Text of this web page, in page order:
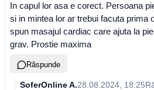
In capul lor asa e corect. Persoana
si in mintea lor ar trebui facuta prima
spun masajul cardiac care ajuta la
grav. Prostie maxima
Răspunde
SoferOnline A.28.08.2024, 18:25